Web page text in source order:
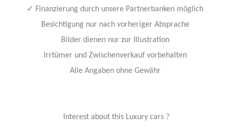
✓ Finanzierung durch unsere Partnerbanken möglich
Besichtigung nur nach vorheriger Absprache
Bilder dienen nur zur Illustration
Irrtümer und Zwischenverkauf vorbehalten
Alle Angaben ohne Gewähr
Interest about this Luxury cars ?